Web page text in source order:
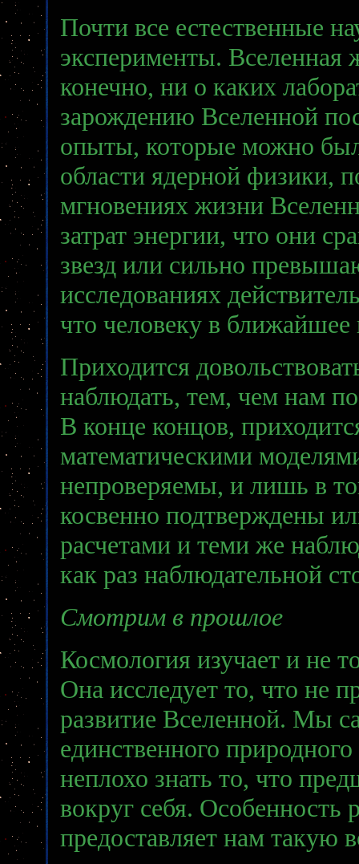
Почти все естественные
эксперименты. Вселенная
конечно, ни о каких
зарождению Вселенной
опыты, которые можно
области ядерной физики,
мгновениях жизни
затрат энергии, что они
звезд или сильно
исследованиях
что человеку в ближайшее
Приходится
наблюдать, тем, чем нам
В конце концов,
математическими
непроверяемы, и лишь в
косвенно подтверждены
расчетами и теми же
как раз наблюдательной
Смотрим в прошлое
Космология изучает и не
Она исследует то, что не
развитие Вселенной. Мы
единственного
неплохо знать то, что
вокруг себя. Особенность
предоставляет нам такую